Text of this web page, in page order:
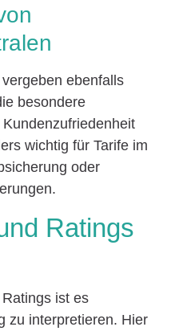
ebenfalls
besondere
wichtig für Tarife im
oder
Ratings
ist es
zu interpretieren. Hier